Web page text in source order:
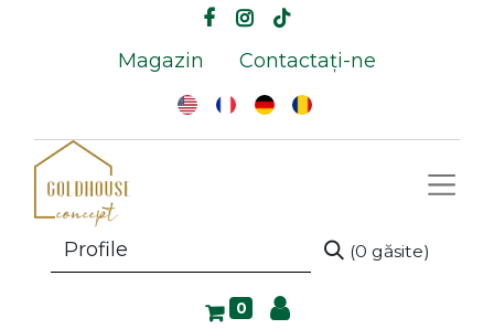
Magazin Contactați-ne
(0 găsite)
0